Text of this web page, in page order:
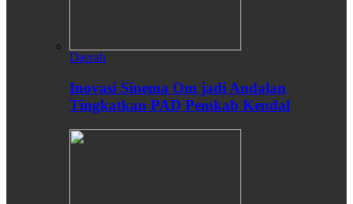
Daerah
Inovasi Sinema Om jadi Andalan
Tingkatkan PAD Pemkab Kendal